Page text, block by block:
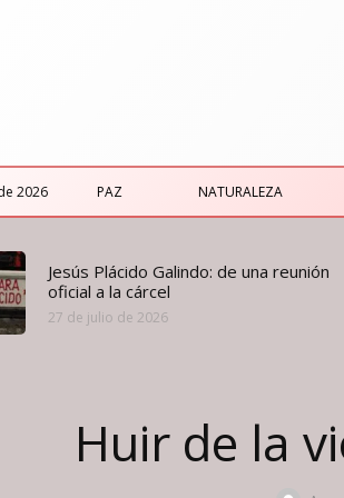
2026 PAZ NATURALEZA
Jesús Plácido Galindo: de una reunión
oficial a la cárcel
27 de julio de 2026
Huir de la